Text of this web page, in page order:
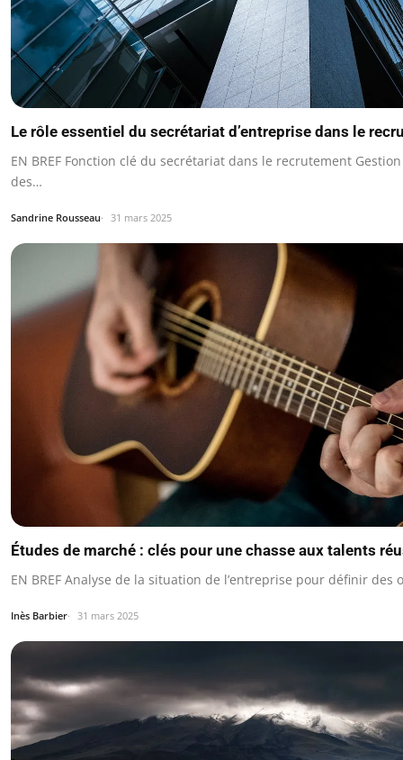
Le rôle essentiel du secrétariat d’entreprise dans le
EN BREF Fonction clé du secrétariat dans le recrutement
des…
Sandrine Rousseau 31 mars 2025
Études de marché : clés pour une chasse aux talents
EN BREF Analyse de la situation de l’entreprise pour définir des
Inès Barbier 31 mars 2025